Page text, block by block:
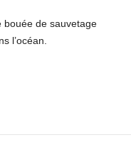
bouée de sauvetage
l’océan.